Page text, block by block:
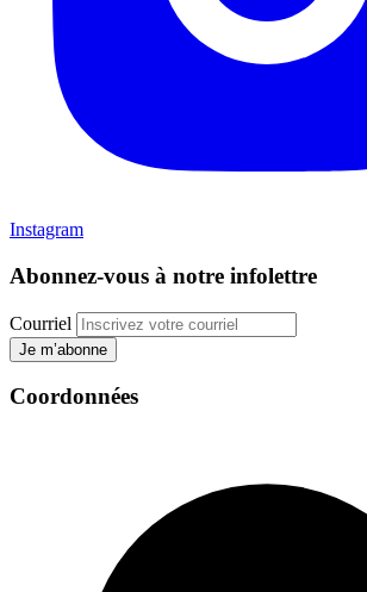
Instagram
Abonnez-vous à notre infolettre
Courriel
Je m’abonne
Coordonnées